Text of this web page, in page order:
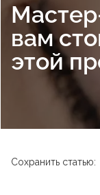
вам
этой
Сохранить статью: